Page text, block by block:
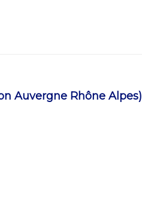
Auvergne Rhône Alpes)